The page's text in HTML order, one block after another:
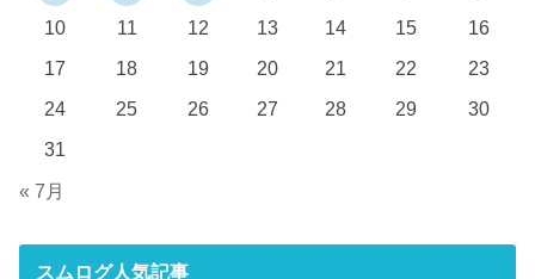
10
11 12 13 14 15
16
17
18 19 20 21 22
23
24
25 26 27 28 29
30
31
« 7月
スムログ人気記事